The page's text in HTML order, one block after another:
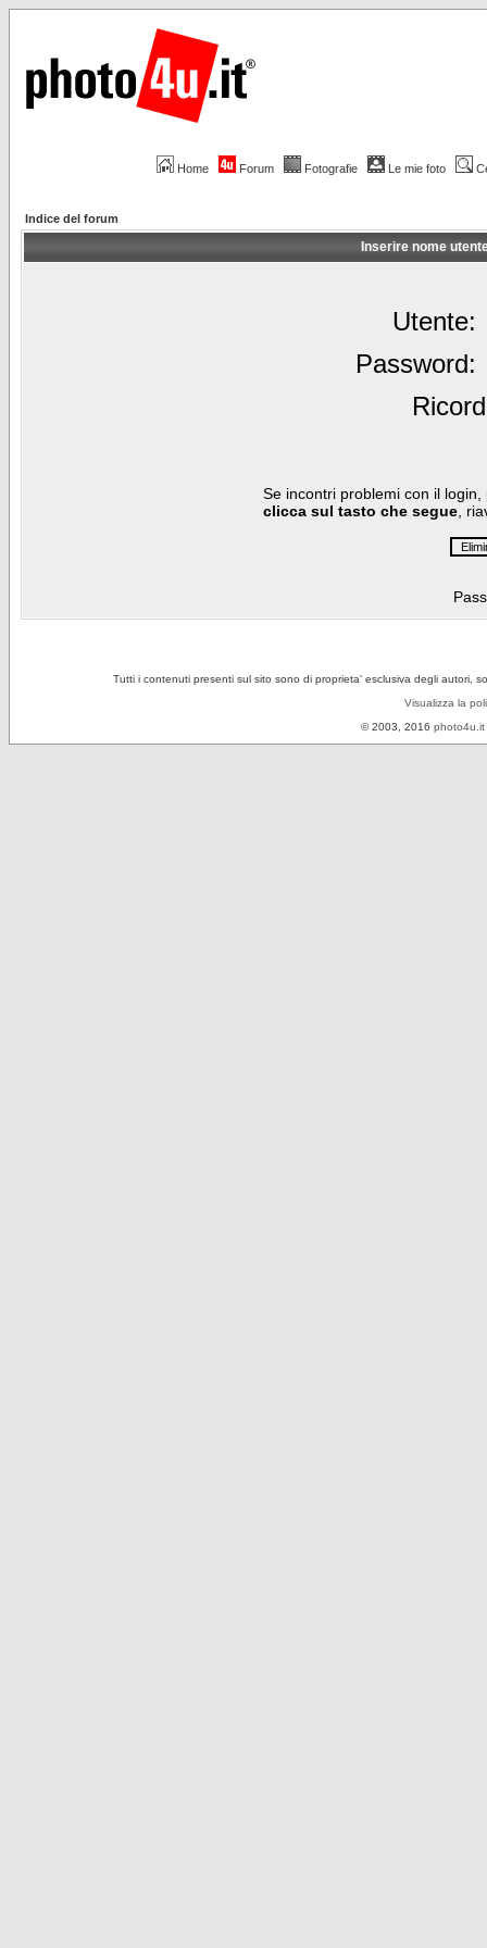
Home Forum Fotografie Le mie foto
Indice del forum
Inserire nome
Utente:
Password:
Se incontri problemi con il
clicca sul tasto che segue ,
Tutti i contenuti presenti sul sito sono di proprieta' esclusiva degli autori,
Visualizza la
© 2003, 2016 photo4u.it